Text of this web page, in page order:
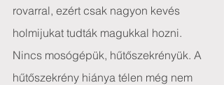
rovarral, ezért csak nagyon kevés
holmijukat tudták magukkal hozni.
Nincs mosógépük, hűtőszekrényük. A
hűtőszekrény hiánya télen még nem